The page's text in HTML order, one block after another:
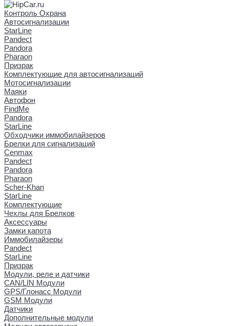
Контроль Охрана
Автосигнализации
StarLine
Pandect
Pandora
Pharaon
Призрак
Комплектующие для автосигнализаций
Мотосигнализации
Маяки
Автофон
FindMe
Pandora
StarLine
Обходчики иммобилайзеров
Брелки для сигнализаций
Cenmax
Pandect
Pandora
Pharaon
Scher-Khan
StarLine
Комплектующие
Чехлы для Брелков
Аксессуары
Замки капота
Иммобилайзеры
Pandect
StarLine
Призрак
Модули, реле и датчики
CAN/LIN Модули
GPS/Глонасс Модули
GSM Модули
Датчики
Дополнительные модули